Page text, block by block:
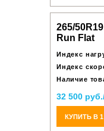
265/50R19
Run Flat
Индекс
Индекс
Наличие
32 500
КУПИТЬ В